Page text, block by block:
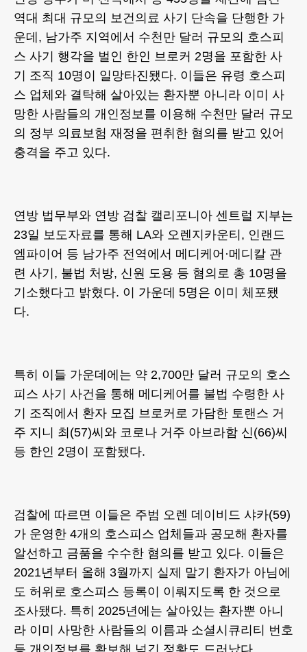
역대 최대 규모의 보건의료 사기 단속을 단행한 가
운데, 남가주 지역에서 수천만 달러 규모의 호스피
스 사기 행각을 벌인 한인 브로커 2명을 포함한 사
기 조직 10명이 일망타진됐다. 이들은 유령 호스피
스 업체와 결탁해 살아있는 환자뿐 아니라 이미 사
망한 사람들의 개인정보를 이용해 수천만 달러 규모
의 정부 의료보험 재정을 편취한 혐의를 받고 있어
충격을 주고 있다.
연방 법무부와 연방 검찰 캘리포니아 센트럴 지부는
23일 보도자료를 통해 LA와 오렌지카운티, 인랜드
엠파이어 등 남가주 전역에서 메디케어·메디칼 관
련 사기, 불법 처방, 신원 도용 등 혐의로 총 10명을
기소했다고 밝혔다. 이 가운데 5명은 이미 체포됐
다.
특히 이들 가운데에는 약 2,700만 달러 규모의 호스
피스 사기 사건을 통해 메디케어를 불법 수령한 사
기 조직에서 환자 모집 브로커로 가담한 토랜스 거
주 지니 최(57)씨와 코로나 거주 아브라함 신(66)씨
등 한인 2명이 포함됐다.
검찰에 따르면 이들은 주범 오렌 데이비드 샤카(59)
가 운영한 4개의 호스피스 업체들과 공모해 환자를
알선하고 금품을 수수한 혐의를 받고 있다. 이들은
2021년부터 올해 3월까지 실제 말기 환자가 아님에
도 허위로 호스피스 등록이 이뤄지도록 한 것으로
조사됐다. 특히 2025년에는 살아있는 환자뿐 아니
라 이미 사망한 사람들의 이름과 소셜시큐리티 번호